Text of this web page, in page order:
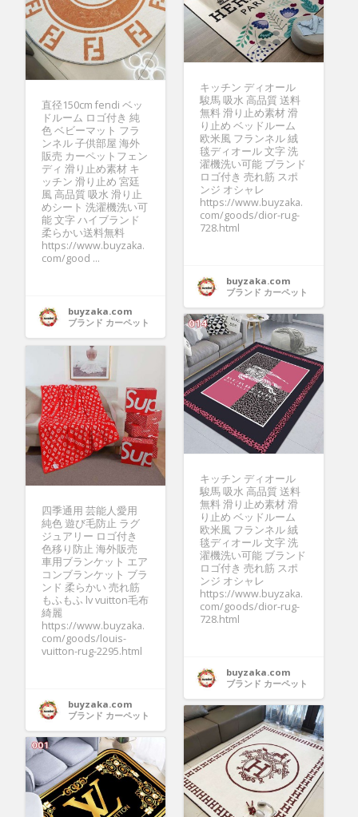
直径150cm fendi ベッ
ドルーム ロゴ付き 純
色 ベビーマット フラ
ンネル 子供部屋 海外
販売 カーペットフェン
ディ 滑り止め素材 キ
ッチン 滑り止め 宮廷
風 高品質 吸水 滑り止
めシート 洗濯機洗い可
能 文字 ハイブランド
柔らかい送料無料
https://www.buyzaka.
com/good ...
buyzaka.com
ブランド カーペット
キッチン ディオール
駿馬 吸水 高品質 送料
無料 滑り止め素材 滑
り止め ベッドルーム
欧米風 フランネル 絨
毯ディオール 文字 洗
濯機洗い可能 ブランド
ロゴ付き 売れ筋 スポ
ンジ オシャレ
https://www.buyzaka.
com/goods/dior-rug-
728.html
buyzaka.com
ブランド カーペット
キッチン ディオール
駿馬 吸水 高品質 送料
無料 滑り止め素材 滑
り止め ベッドルーム
欧米風 フランネル 絨
毯ディオール 文字 洗
濯機洗い可能 ブランド
ロゴ付き 売れ筋 スポ
ンジ オシャレ
https://www.buyzaka.
com/goods/dior-rug-
728.html
buyzaka.com
ブランド カーペット
四季通用 芸能人愛用
純色 遊び毛防止 ラグ
ジュアリー ロゴ付き
色移り防止 海外販売
車用ブランケット エア
コンブランケット ブラ
ンド 柔らかい 売れ筋
もふもふ lv vuitton毛布
綺麗
https://www.buyzaka.
com/goods/louis-
vuitton-rug-2295.html
buyzaka.com
ブランド カーペット